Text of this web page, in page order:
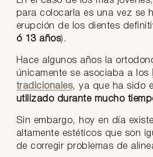
para colocarla es una vez se
erupción de los dientes
ó 13 años).
Hace algunos años la
únicamente se asociaba a los
tradicionales, ya que ha sido
utilizado durante mucho
Sin embargo, hoy en día
altamente estéticos que son
de corregir problemas de